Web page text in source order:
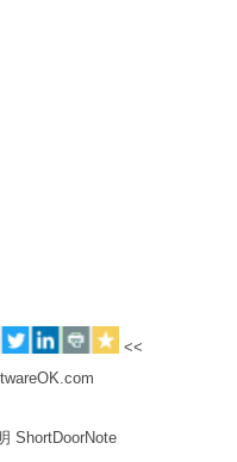
<<
ShortDoorNote